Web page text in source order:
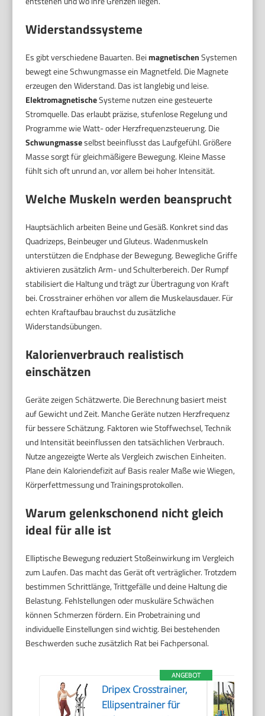
Widerstandssysteme
Es gibt verschiedene Bauarten. BeimagnetischenSystemen
bewegt eine Schwungmasse ein Magnetfeld. Die Magnete
erzeugen den Widerstand. Das ist langlebig und leise.
ElektromagnetischeSysteme nutzen eine gesteuerte
Stromquelle. Das erlaubt präzise, stufenlose Regelung und
Programme wie Watt- oder Herzfrequenzsteuerung. Die
Schwungmasseselbst beeinflusst das Laufgefühl. Größere
Masse sorgt für gleichmäßigere Bewegung. Kleine Masse
fühlt sich oft unrund an, vor allem bei hoher Intensität.
Welche Muskeln werden beansprucht
Hauptsächlich arbeiten Beine und Gesäß. Konkret sind das
Quadrizeps, Beinbeuger und Gluteus. Wadenmuskeln
unterstützen die Endphase der Bewegung. Bewegliche Griffe
aktivieren zusätzlich Arm- und Schulterbereich. Der Rumpf
stabilisiert die Haltung und trägt zur Übertragung von Kraft
bei. Crosstrainer erhöhen vor allem die Muskelausdauer. Für
echten Kraftaufbau brauchst du zusätzliche
Widerstandsübungen.
Kalorienverbrauch realistisch
einschätzen
Geräte zeigen Schätzwerte. Die Berechnung basiert meist
auf Gewicht und Zeit. Manche Geräte nutzen Herzfrequenz
für bessere Schätzung. Faktoren wie Stoffwechsel, Technik
und Intensität beeinflussen den tatsächlichen Verbrauch.
Nutze angezeigte Werte als Vergleich zwischen Einheiten.
Plane dein Kaloriendefizit auf Basis realer Maße wie Wiegen,
Körperfettmessung und Trainingsprotokollen.
Warum gelenkschonend nicht gleich
ideal für alle ist
Elliptische Bewegung reduziert Stoßeinwirkung im Vergleich
zum Laufen. Das macht das Gerät oft verträglicher. Trotzdem
bestimmen Schrittlänge, Trittgefälle und deine Haltung die
Belastung. Fehlstellungen oder muskuläre Schwächen
können Schmerzen fördern. Ein Probetraining und
individuelle Einstellungen sind wichtig. Bei bestehenden
Beschwerden suche zusätzlich Rat bei Fachpersonal.
ANGEBOT
Dripex Crosstrainer,
Ellipsentrainer für